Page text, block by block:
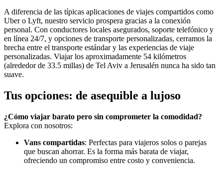
A diferencia de las típicas aplicaciones de viajes compartidos como
Uber o Lyft, nuestro servicio prospera gracias a la conexión
personal. Con conductores locales asegurados, soporte telefónico y
en línea 24/7, y opciones de transporte personalizadas, cerramos la
brecha entre el transporte estándar y las experiencias de viaje
personalizadas. Viajar los aproximadamente 54 kilómetros
(alrededor de 33.5 millas) de Tel Aviv a Jerusalén nunca ha sido tan
suave.
Tus opciones: de asequible a lujoso
¿Cómo viajar barato pero sin comprometer la comodidad?
Explora con nosotros:
Vans compartidas: Perfectas para viajeros solos o parejas
que buscan ahorrar. Es la forma más barata de viajar,
ofreciendo un compromiso entre costo y conveniencia.